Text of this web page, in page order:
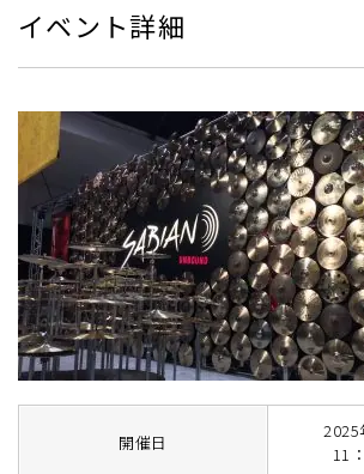
イベント詳細
開催日
2025
11